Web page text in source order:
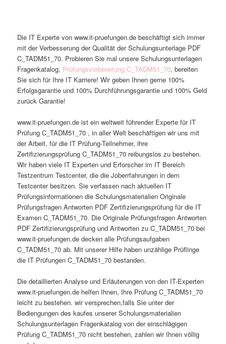
Die IT Experte von www.it-pruefungen.de beschäftigt sich immer
mit der Verbesserung der Qualität der Schulungsunterlage PDF
C_TADM51_70. Probieren Sie mal unsere Schulungsunterlagen
Fragenkatalog, Prüfungsvorbereitung C_TADM51_70, bereiten
Sie sich für Ihre IT Karriere! Wir geben Ihnen gerne 100%
Erfolgsgarantie und 100% Durchführungsgarantie und 100% Geld
zurück Garantie!
www.it-pruefungen.de ist ein weltweit führender Experte für IT
Prüfung C_TADM51_70 , in aller Welt beschäftigen wir uns mit
der Arbeit, für die IT Prüfung-Teilnehmer, ihre
Zertifizierungsprüfung C_TADM51_70 reibungslos zu bestehen.
Wir haben viele IT Experten und Erforscher im IT Bereich
Testzentrum Testcenter, die die Joberrfahrungen in dem
Testcenter besitzen. Sie verfassen nach aktuellen IT
Prüfungsinformationen die Schulungsmaterialien Originale
Prüfungsfragen Antworten PDF Zertifizierungsprüfung für die IT
Examen C_TADM51_70. Die Originale Prüfungsfragen Antworten
PDF Zertifizierungsprüfung und Antworten zu C_TADM51_70 bei
www.it-pruefungen.de decken alle Prüfungsaufgaben
C_TADM51_70 ab. Mit unserer Hilfe haben unzählige Prüflinge
die IT Prüfungen C_TADM51_70 bestanden.
Die detaillierten Analyse und Erläuterungen von den IT-Experten
www.it-pruefungen.de helfen Ihnen, Ihre Prüfung C_TADM51_70
leicht zu bestehen. wir versprechen,falls Sie unter der
Bediengungen des kaufes unserer Schulungsmaterialien
Schulungsunterlagen Fragenkatalog von der einschlägigen
Prüfung C_TADM51_70 nicht bestehen, zahlen wir Ihnen völlig